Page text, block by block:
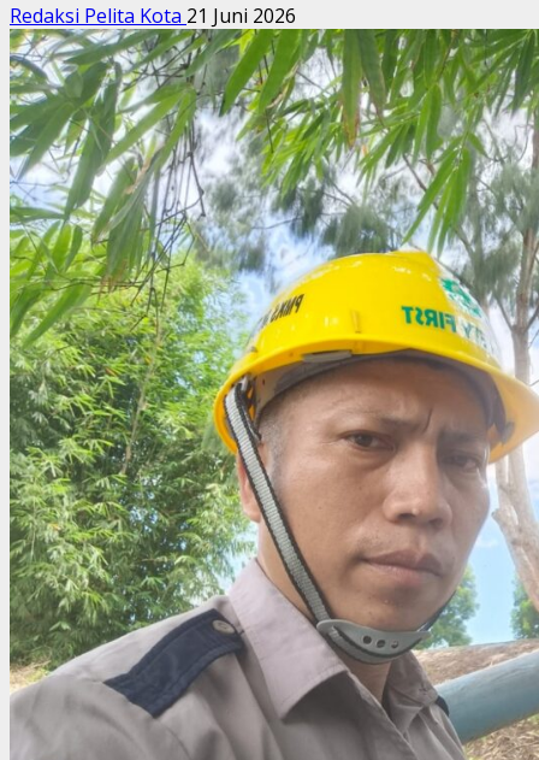
Redaksi Pelita Kota 21 Juni 2026